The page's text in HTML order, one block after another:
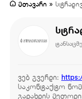
მთავარი »
ვებ გვერდი:
საკონტაქტო
გადახდის